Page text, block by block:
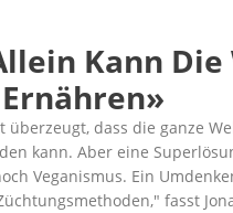
Kann
überzeugt, dass die ganze
kann. Aber eine
Veganismus. Ein
fasst